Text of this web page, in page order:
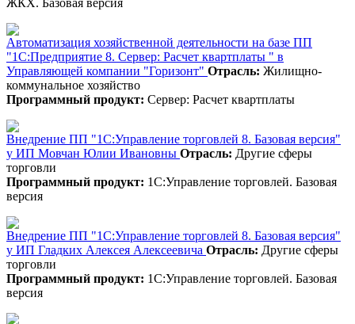
Автоматизация хозяйственной деятельности на базе ПП
"1C:Предприятие 8. Сервер: Расчет квартплаты " в
Управляющей компании "Горизонт" Отрасль: Жилищно-
коммунальное хозяйство
Программный продукт: Сервер: Расчет квартплаты
Внедрение ПП "1С:Управление торговлей 8. Базовая версия"
у ИП Мовчан Юлии Ивановны Отрасль: Другие сферы
торговли
Программный продукт: 1С:Управление торговлей. Базовая
версия
Внедрение ПП "1С:Управление торговлей 8. Базовая версия"
у ИП Гладких Алексея Алексеевича Отрасль: Другие сферы
торговли
Программный продукт: 1С:Управление торговлей. Базовая
версия